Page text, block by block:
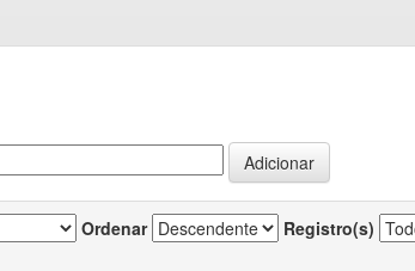
Ordenar Registro(s)